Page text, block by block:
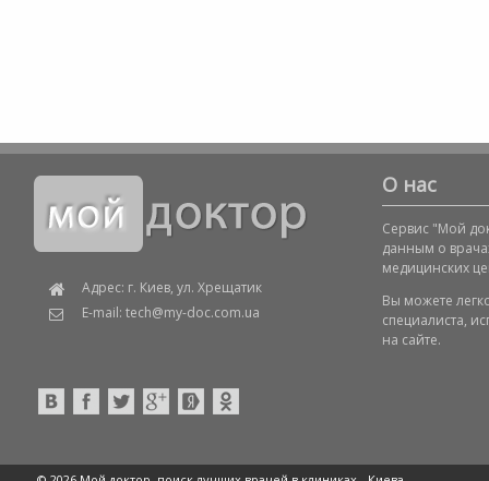
Адрес: г. Киев, ул. Хрещатик
E-mail: tech@my-doc.com.ua
О нас
Сервис "Мой
данным о
медицинских
Вы можете
специалиста,
на сайте.